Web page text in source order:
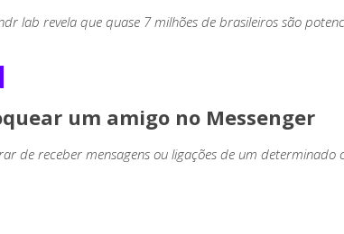
lab revela que quase 7 milhões de brasileiros são
um amigo no Messenger
de receber mensagens ou ligações de um determinado